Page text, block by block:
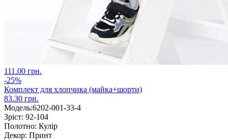
111.00 грн.
-25%
Комплект для хлопчика (майка+шорти)
83.30 грн.
Модель:6202-001-33-4
Зріст: 92-104
Полотно: Кулір
Декор: Принт